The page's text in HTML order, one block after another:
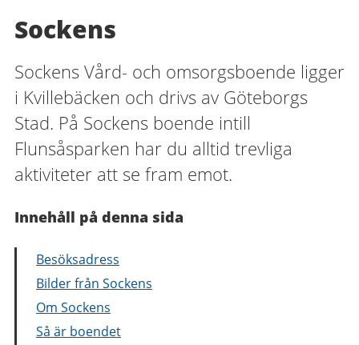
Sockens
Sockens Vård- och omsorgsboende ligger
i Kvillebäcken och drivs av Göteborgs
Stad. På Sockens boende intill
Flunsåsparken har du alltid trevliga
aktiviteter att se fram emot.
Innehåll på denna sida
Besöksadress
Bilder från Sockens
Om Sockens
Så är boendet